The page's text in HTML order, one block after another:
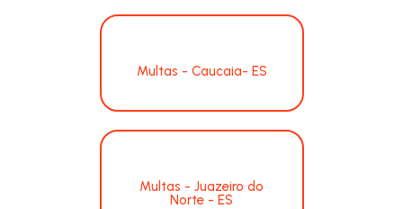
Multas - Caucaia- ES
Multas - Juazeiro do
Norte - ES